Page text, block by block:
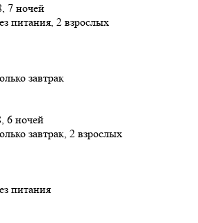
7 ночей
питания, 2 взрослых
завтрак
6 ночей
завтрак, 2 взрослых
питания